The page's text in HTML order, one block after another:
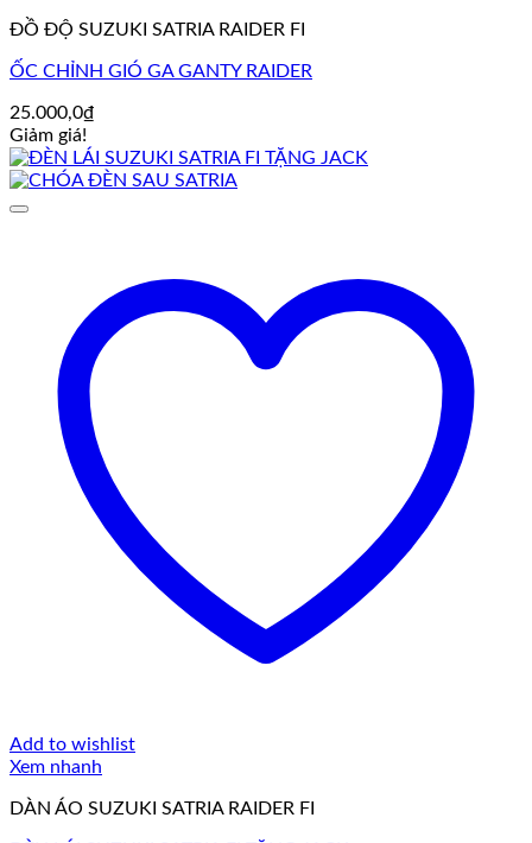
ĐỒ ĐỘ SUZUKI SATRIA RAIDER FI
ỐC CHỈNH GIÓ GA GANTY RAIDER
25.000,0₫
Giảm giá!
Add to wishlist
Xem nhanh
DÀN ÁO SUZUKI SATRIA RAIDER FI